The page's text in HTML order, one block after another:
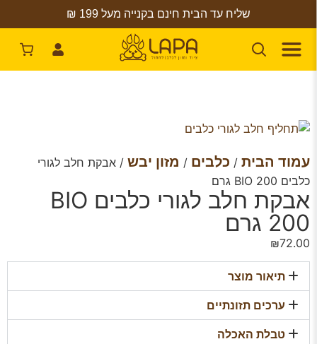
שליח עד הבית חינם בקנייה מעל 199 ₪
עמוד הבית / כלבים / מזון יבש / אבקת חלב לגורי
כלבים BIO 200 גרם
אבקת חלב לגורי כלבים BIO
200 גרם
₪72.00
תיאור מוצר
ערכים תזונתיים
טבלת האכלה